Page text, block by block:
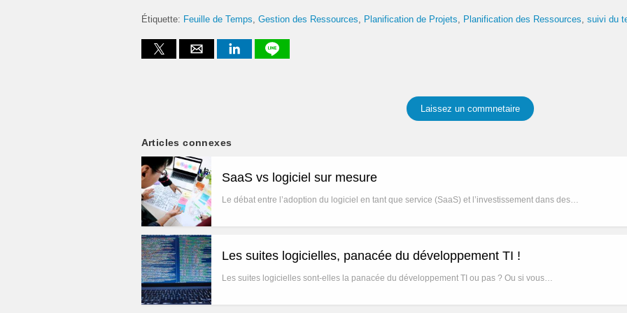
Étiquette: Feuille de Temps Gestion des Ressources Planification de Projets Planification des Ressources suivi du
Laissez un commnetaire
Articles connexes
SaaS vs logiciel sur mesure
Le débat entre l’adoption du logiciel en tant que service (SaaS) et l’investissement dans des…
Les suites logicielles, panacée du développement TI !
Les suites logicielles sont-elles la panacée du développement TI ou pas ? Ou si vous…